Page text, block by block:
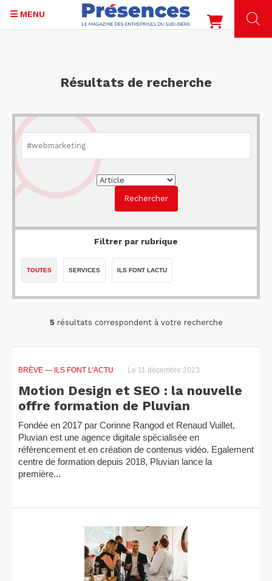
MENU
Résultats de recherche
Filtrer par rubrique
TOUTES SERVICES ILS FONT LACTU
5résultats correspondent à votre recherche
BRÈVE — ILS FONT L'ACTU Le 11 décembre 2023
Motion Design et SEO : la nouvelle
offre formation de Pluvian
Fondée en 2017 par Corinne Rangod et Renaud Vuillet,
Pluvian est une agence digitale spécialisée en
référencement et en création de contenus vidéo. Egalement
centre de formation depuis 2018, Pluvian lance la
première...